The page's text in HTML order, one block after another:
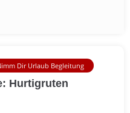
Dir Urlaub Begleitung
Hurtigruten